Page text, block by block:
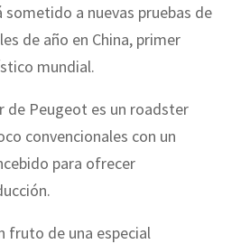
sometido a nuevas pruebas de
de año en China, primer
mundial.
de Peugeot es un roadster
convencionales con un
para ofrecer
fruto de una especial